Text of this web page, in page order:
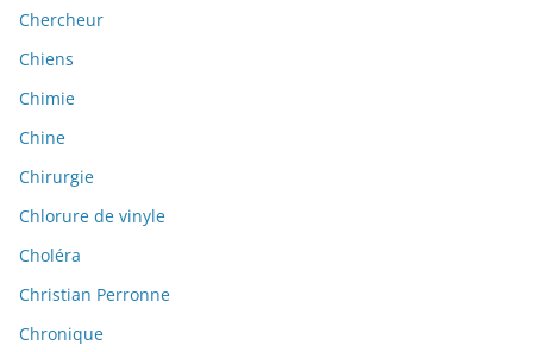
Chercheur
Chiens
Chimie
Chine
Chirurgie
Chlorure de vinyle
Choléra
Christian Perronne
Chronique